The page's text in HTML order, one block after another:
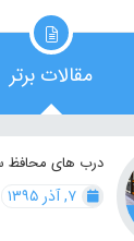
مقالات برتر
درب های محافظ